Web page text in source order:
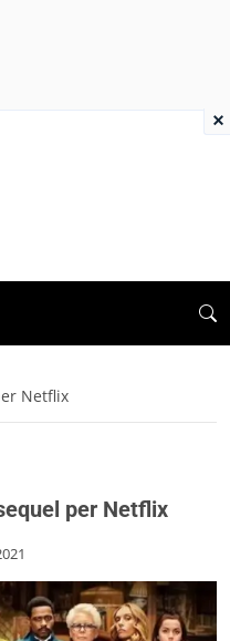
Netflix
per Netflix
×